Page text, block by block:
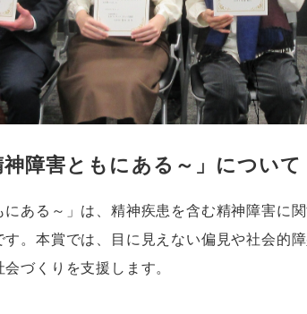
神障害ともにある～」について
にある～ 」は、精神疾患を含む精神障害に
。本賞では、目に見えない偏見や社会的
づくりを支援します。